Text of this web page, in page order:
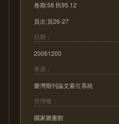
卷期:58 民95.12
頁次:頁26-27
日期：
20061200
來源：
臺灣期刊論文索引系統
管理權：
國家圖書館